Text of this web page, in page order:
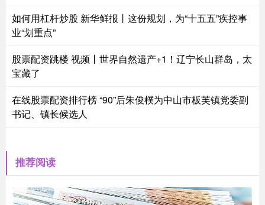
如何用杠杆炒股 新华鲜报丨这份规划，为“十五五”疾控事
业“划重点”
股票配资跳楼 视频丨世界自然遗产+1！辽宁长山群岛，太
宝藏了
在线股票配资排行榜 “90”后朱俊樸为中山市板芙镇党委副
书记、镇长候选人
推荐阅读